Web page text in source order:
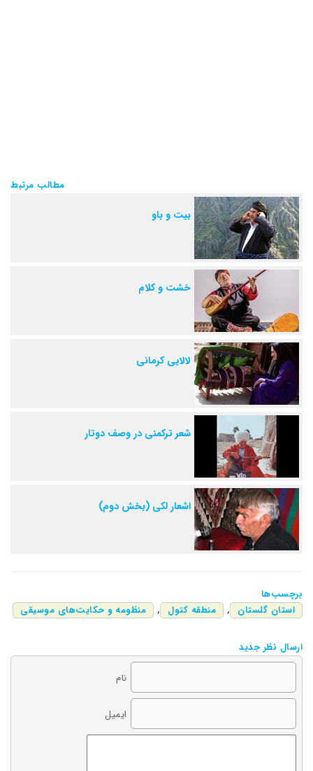
مطالب مرتبط
بیت و باو
خشت و کلام
لالایی کرمانی
شعر ترکمنی در وصف دوتار
اشعار لکی (بخش دوم)
برچسب‌ها
استان گلستان
, منطقه کتول , منظومه و حکایت‌های موسیقی
ارسال نظر جدید
نام
ایمیل